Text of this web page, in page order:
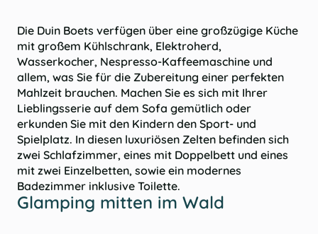
Die Duin Boets verfügen über eine großzügige Küche
mit großem Kühlschrank, Elektroherd,
Wasserkocher, Nespresso-Kaffeemaschine und
allem, was Sie für die Zubereitung einer perfekten
Mahlzeit brauchen. Machen Sie es sich mit Ihrer
Lieblingsserie auf dem Sofa gemütlich oder
erkunden Sie mit den Kindern den Sport- und
Spielplatz. In diesen luxuriösen Zelten befinden sich
zwei Schlafzimmer, eines mit Doppelbett und eines
mit zwei Einzelbetten, sowie ein modernes
Badezimmer inklusive Toilette.
Glamping mitten im Wald